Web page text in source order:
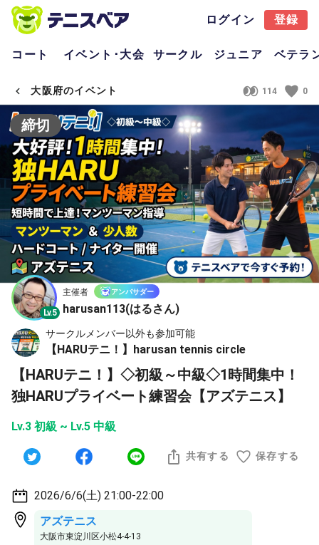
ログイン 登録
コート イベント･大会 サークル ジュニア ベテラ
大阪府のイベント 114 0
締切
Lv.5
主催者 アンバサダー
harusan113(はるさん)
サークルメンバー以外も参加可能
【HARUテニ！】harusan tennis circle
【HARUテニ！】◇初級～中級◇1時間集中！
独HARUプライベート練習会【アズテニス】
Lv.3 初級 ~ Lv.5 中級
共有する 保存する
2026/6/6(土) 21:00-22:00
アズテニス
大阪市東淀川区小松4-4-13